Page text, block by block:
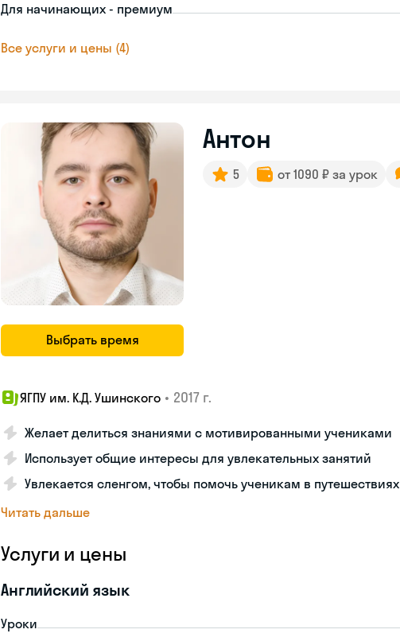
Для начинающих - премиум
Все услуги и цены (4)
Выбрать время
Антон
5 от 1090 ₽ за урок
ЯГПУ им. К.Д. Ушинского • 2017 г.
Желает делиться знаниями с мотивированными учениками
Использует общие интересы для увлекательных занятий
Увлекается сленгом, чтобы помочь ученикам в путешествиях
Читать дальше
Услуги и цены
Английский язык
Уроки